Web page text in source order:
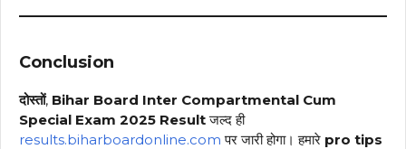
Conclusion
दोस्तों, Bihar Board Inter Compartmental Cum
Special Exam 2025 Resultजल्द ही
results.biharboardonline.com पर जारी होगा। हमारे pro tips